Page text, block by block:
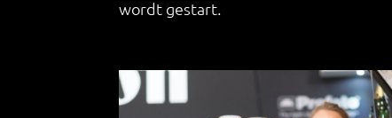
wordt gestart.